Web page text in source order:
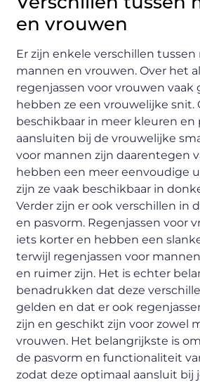
en vrouwen
Er zijn enkele verschillen tussen
mannen en vrouwen. Over het
regenjassen voor vrouwen vaak
hebben ze een vrouwelijke snit.
beschikbaar in meer kleuren en
aansluiten bij de vrouwelijke
voor mannen zijn daarentegen
hebben een meer eenvoudige
zijn ze vaak beschikbaar in
Verder zijn er ook verschillen in
en pasvorm. Regenjassen voor
iets korter en hebben een
terwijl regenjassen voor
en ruimer zijn. Het is echter
benadrukken dat deze
gelden en dat er ook
zijn en geschikt zijn voor zowel
vrouwen. Het belangrijkste is
de pasvorm en functionaliteit
zodat deze optimaal aansluit bij